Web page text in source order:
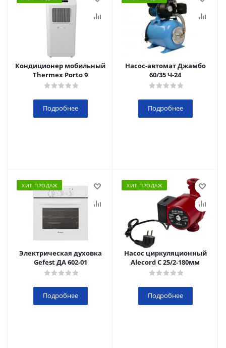
Кондиционер мобильный
Thermex Porto 9
Подробнее
Насос-автомат Джамбо
60/35 Ч-24
Подробнее
ХИТ ПРОДАЖ
Электрическая духовка
Gefest ДА 602-01
Подробнее
ХИТ ПРОДАЖ
Насос циркуляционный
Alecord C 25/2-180мм
Подробнее